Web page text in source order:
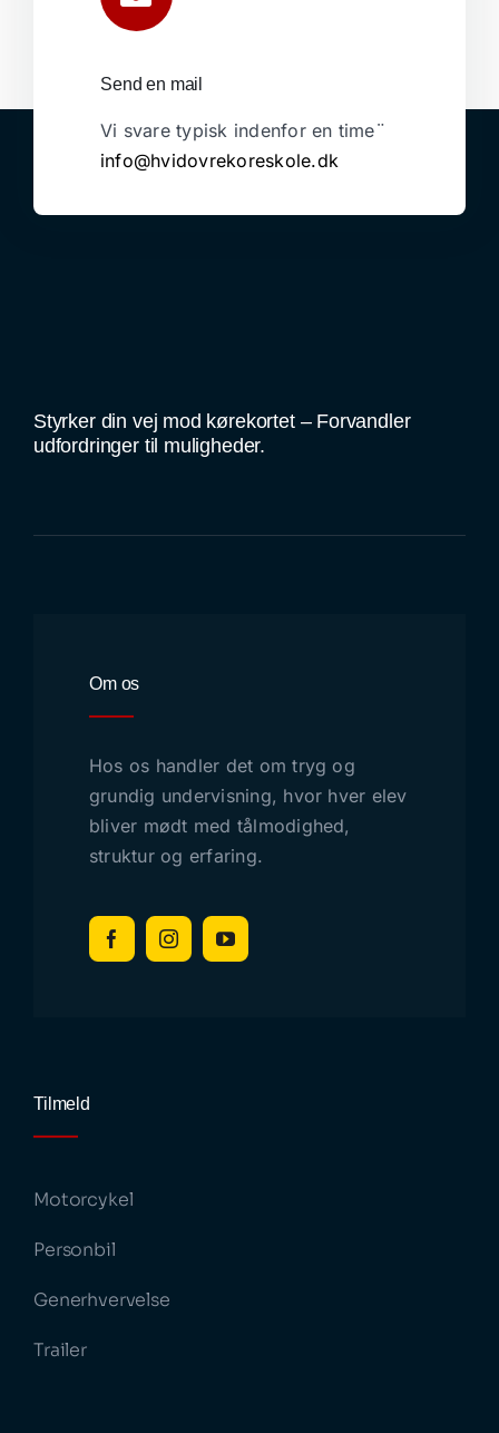
Send en mail
Vi svare typisk indenfor en time¨
info@hvidovrekoreskole.dk
Styrker din vej mod kørekortet – Forvandler
udfordringer til muligheder.
Om os
Hos os handler det om tryg og
grundig undervisning, hvor hver elev
bliver mødt med tålmodighed,
struktur og erfaring.
Tilmeld
Motorcykel
Personbil
Generhvervelse
Trailer